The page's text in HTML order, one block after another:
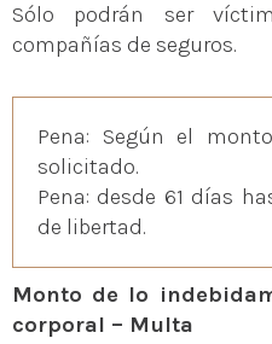
Sólo podrán ser
compañías de seguros.
Pena: Según el
solicitado.
Pena: desde 61 días
de libertad.
Monto de lo
corporal – Multa